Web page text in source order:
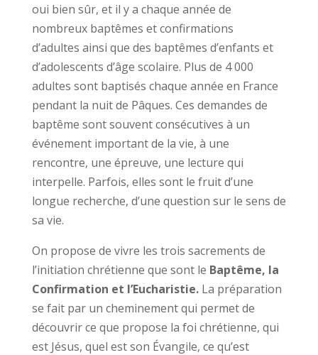
oui bien sûr, et il y a chaque année de
nombreux baptêmes et confirmations
d’adultes ainsi que des baptêmes d’enfants et
d’adolescents d’âge scolaire. Plus de 4 000
adultes sont baptisés chaque année en France
pendant la nuit de Pâques. Ces demandes de
baptême sont souvent consécutives à un
événement important de la vie, à une
rencontre, une épreuve, une lecture qui
interpelle. Parfois, elles sont le fruit d’une
longue recherche, d’une question sur le sens de
sa vie.
On propose de vivre les trois sacrements de
l’initiation chrétienne que sont le Baptême, la
Confirmation et l’Eucharistie.La préparation
se fait par un cheminement qui permet de
découvrir ce que propose la foi chrétienne, qui
est Jésus, quel est son Évangile, ce qu’est